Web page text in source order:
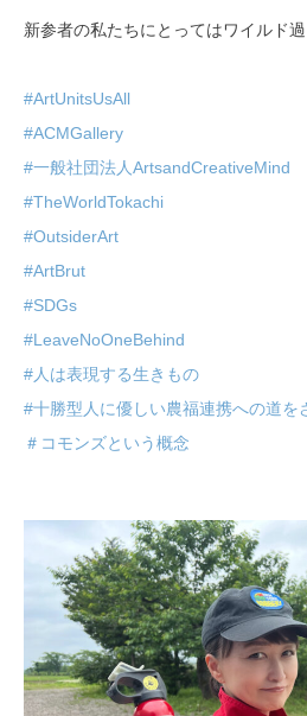
新参者の私たちにとってはワイルド
#ArtUnitsUsAll
#ACMGallery
#一般社団法人ArtsandCreativeMind
#TheWorldTokachi
#OutsiderArt
#ArtBrut
#SDGs
#LeaveNoOneBehind
#人は表現する生きもの
#十勝型人に優しい農福連携への道を
＃コモンズという概念